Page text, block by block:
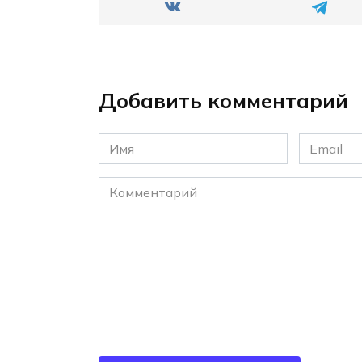
Добавить комментарий
Имя
*
Email
*
Комментарий